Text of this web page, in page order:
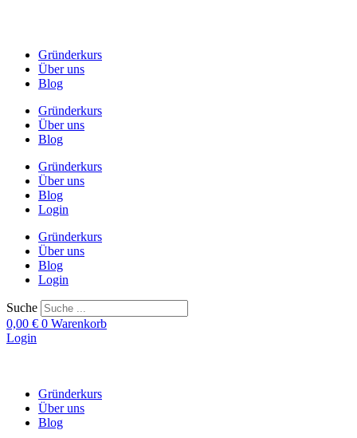
Gründerkurs
Über uns
Blog
Gründerkurs
Über uns
Blog
Gründerkurs
Über uns
Blog
Login
Gründerkurs
Über uns
Blog
Login
Suche
0,00 € 0 Warenkorb
Login
Gründerkurs
Über uns
Blog